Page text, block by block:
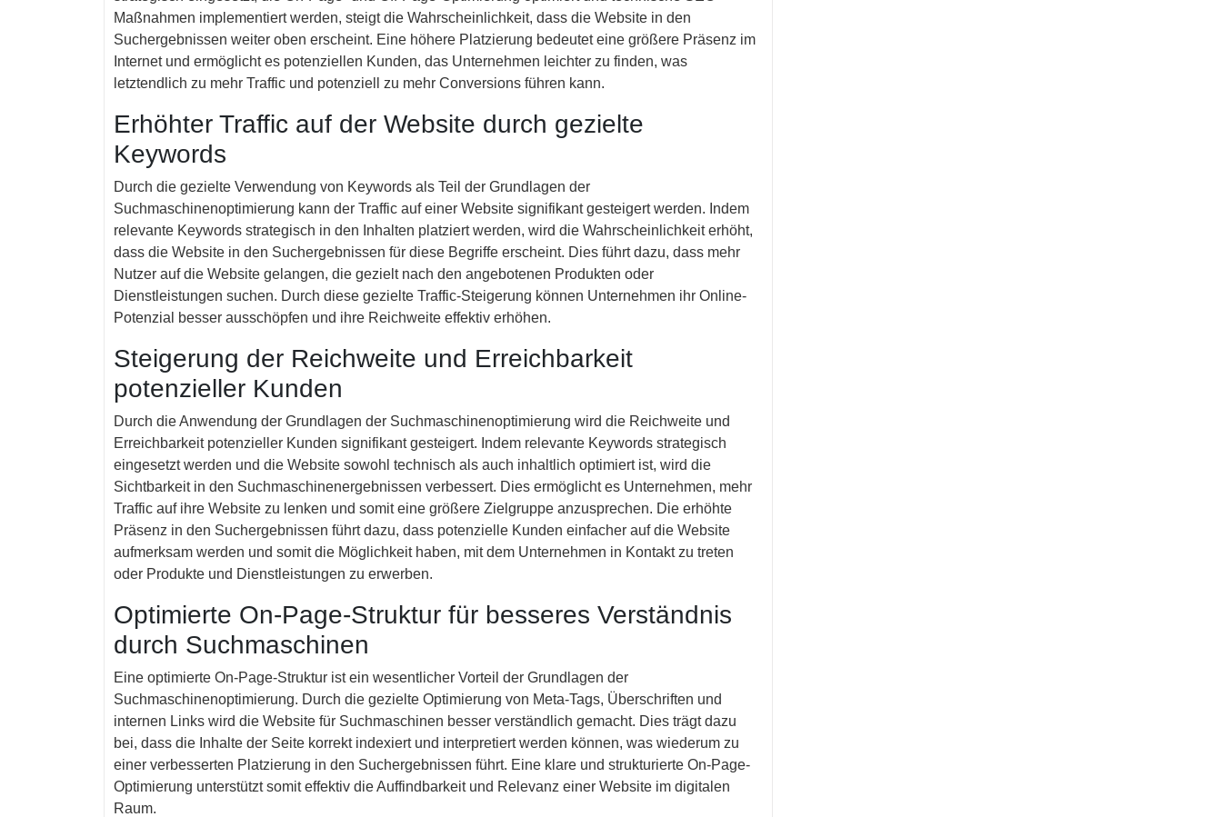
Maßnahmen implementiert werden, steigt die Wahrscheinlichkeit, dass die Website in den
Suchergebnissen weiter oben erscheint. Eine höhere Platzierung bedeutet eine größere Präsenz im
Internet und ermöglicht es potenziellen Kunden, das Unternehmen leichter zu finden, was
letztendlich zu mehr Traffic und potenziell zu mehr Conversions führen kann.
Erhöhter Traffic auf der Website durch gezielte
Keywords
Durch die gezielte Verwendung von Keywords als Teil der Grundlagen der
Suchmaschinenoptimierung kann der Traffic auf einer Website signifikant gesteigert werden. Indem
relevante Keywords strategisch in den Inhalten platziert werden, wird die Wahrscheinlichkeit erhöht,
dass die Website in den Suchergebnissen für diese Begriffe erscheint. Dies führt dazu, dass mehr
Nutzer auf die Website gelangen, die gezielt nach den angebotenen Produkten oder
Dienstleistungen suchen. Durch diese gezielte Traffic-Steigerung können Unternehmen ihr Online-
Potenzial besser ausschöpfen und ihre Reichweite effektiv erhöhen.
Steigerung der Reichweite und Erreichbarkeit
potenzieller Kunden
Durch die Anwendung der Grundlagen der Suchmaschinenoptimierung wird die Reichweite und
Erreichbarkeit potenzieller Kunden signifikant gesteigert. Indem relevante Keywords strategisch
eingesetzt werden und die Website sowohl technisch als auch inhaltlich optimiert ist, wird die
Sichtbarkeit in den Suchmaschinenergebnissen verbessert. Dies ermöglicht es Unternehmen, mehr
Traffic auf ihre Website zu lenken und somit eine größere Zielgruppe anzusprechen. Die erhöhte
Präsenz in den Suchergebnissen führt dazu, dass potenzielle Kunden einfacher auf die Website
aufmerksam werden und somit die Möglichkeit haben, mit dem Unternehmen in Kontakt zu treten
oder Produkte und Dienstleistungen zu erwerben.
Optimierte On-Page-Struktur für besseres Verständnis
durch Suchmaschinen
Eine optimierte On-Page-Struktur ist ein wesentlicher Vorteil der Grundlagen der
Suchmaschinenoptimierung. Durch die gezielte Optimierung von Meta-Tags, Überschriften und
internen Links wird die Website für Suchmaschinen besser verständlich gemacht. Dies trägt dazu
bei, dass die Inhalte der Seite korrekt indexiert und interpretiert werden können, was wiederum zu
einer verbesserten Platzierung in den Suchergebnissen führt. Eine klare und strukturierte On-Page-
Optimierung unterstützt somit effektiv die Auffindbarkeit und Relevanz einer Website im digitalen
Raum.